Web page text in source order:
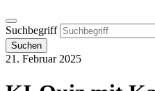
Suchbegriff
Suchen
21. Februar 2025